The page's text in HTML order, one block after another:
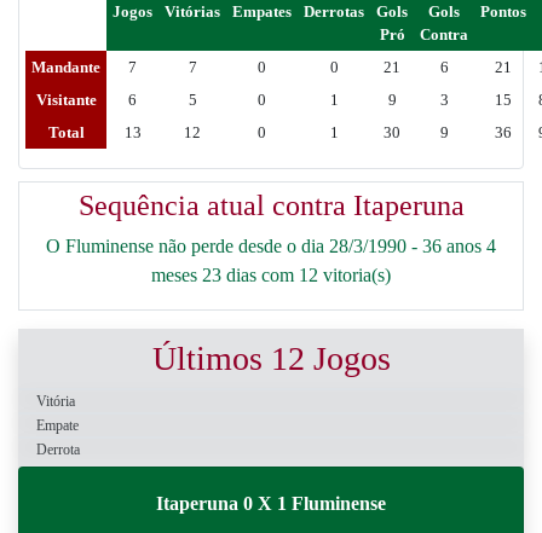
Jogos Vitórias Empates Derrotas
Gols
Pró
Gols
Contra
Pontos
Mandante 7 7 0 0 21 6 21
Visitante
6 5 0 1 9 3 15
Total
13 12 0 1 30 9 36
Sequência atual contra Itaperuna
O Fluminense não perde desde o dia 28/3/1990 - 36 anos 4
meses 23 dias com 12 vitoria(s)
Últimos 12 Jogos
Vitória
Empate
Derrota
Itaperuna 0 X 1 Fluminense